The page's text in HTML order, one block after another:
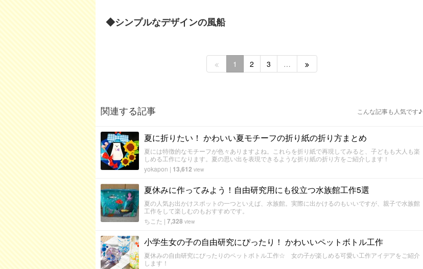
◆シンプルなデザインの風船
1 2 3 …
関連する記事 こんな記事も人気です♪
夏に折りたい！ かわいい夏モチーフの折り紙の折り方まとめ
夏には特徴的なモチーフが色々ありますよね。これらを折り紙で再現してみると、子どもも大人も楽
しめる工作になります。夏の思い出を表現できるような折り紙の折り方をご紹介します！
yokapon | 13,612 view
夏休みに作ってみよう！自由研究用にも役立つ水族館工作5選
夏の人気お出かけスポットの一つといえば、水族館。実際に出かけるのもいいですが、親子で水族館
工作をして楽しむのもおすすめです。
ちこた | 7,328 view
小学生女の子の自由研究にぴったり！ かわいいペットボトル工作
夏休みの自由研究にぴったりのペットボトル工作☆ 女の子が楽しめる可愛い工作アイデアをご紹介
します！